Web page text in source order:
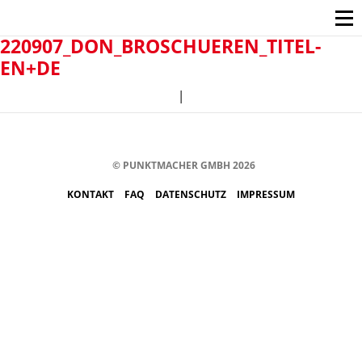
220907_DON_BROSCHUEREN_TITEL-
EN+DE
|
© PUNKTMACHER GMBH 2026
KONTAKT FAQ DATENSCHUTZ IMPRESSUM